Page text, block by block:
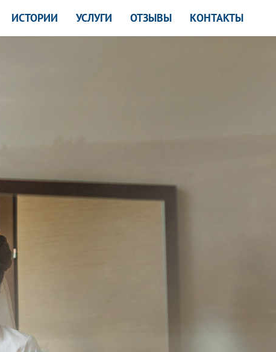
ИСТОРИИ УСЛУГИ ОТЗЫВЫ КОНТАКТЫ